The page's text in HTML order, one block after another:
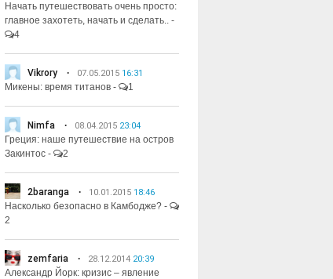
Начать путешествовать очень просто:
главное захотеть, начать и сделать.. -
4
Vikrory 07.05.2015 16:31
Микены: время титанов - 1
Nimfa 08.04.2015 23:04
Греция: наше путешествие на остров
Закинтос - 2
2baranga 10.01.2015 18:46
Насколько безопасно в Камбодже? -
2
zemfaria 28.12.2014 20:39
Александр Йорк: кризис – явление